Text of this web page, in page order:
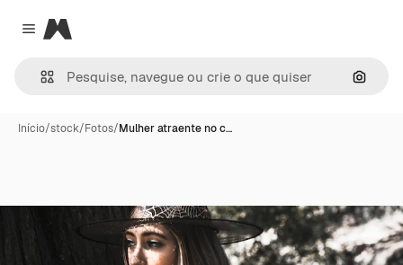
Close menu
Magnific
Início/stock/Fotos/Mulher atraente no c…